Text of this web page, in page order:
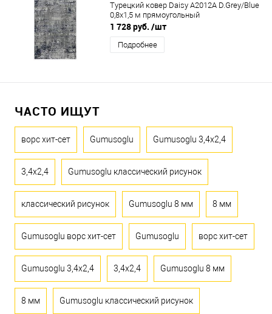
Турецкий ковер Daisy A2012A D.Grey/Blue
0,8x1,5 м прямоугольный
1 728 руб. /шт
Подробнее
ЧАСТО ИЩУТ
ворс хит-сет Gumusoglu Gumusoglu 3,4x2,4
3,4x2,4 Gumusoglu классический рисунок
классический рисунок Gumusoglu 8 мм 8 мм
Gumusoglu ворс хит-сет Gumusoglu ворс хит-сет
Gumusoglu 3,4x2,4 3,4x2,4 Gumusoglu 8 мм
8 мм Gumusoglu классический рисунок